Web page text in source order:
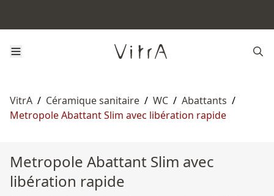
VitrA / Céramique sanitaire / WC / Abattants /
Metropole Abattant Slim avec libération rapide
Metropole Abattant Slim avec
libération rapide